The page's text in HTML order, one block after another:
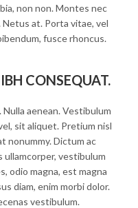
non non. Montes nec
at. Porta vitae, vel
fusce rhoncus.
CONSEQUAT.
Nulla aenean. Vestibulum
sit aliquet. Pretium nisl
nonummy. Dictum ac
ullamcorper, vestibulum
odio magna, est magna
diam, enim morbi dolor.
vestibulum.